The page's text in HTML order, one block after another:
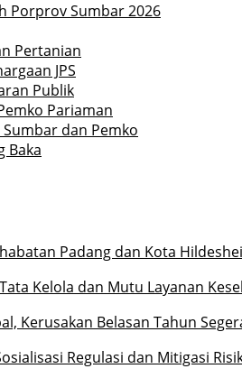
Porprov Sumbar 2026
Pertanian
JPS
Publik
Pariaman
dan Pemko
Baka
Padang dan Kota
Kelola dan Mutu Layanan
Kerusakan Belasan Tahun
Regulasi dan Mitigasi